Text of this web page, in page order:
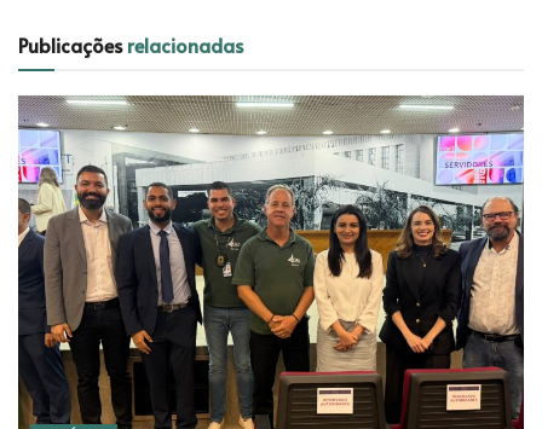
Publicaçõesrelacionadas